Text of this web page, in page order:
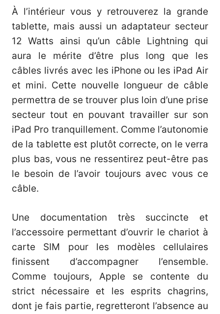
À l’intérieur vous y retrouverez la grande
tablette, mais aussi un adaptateur secteur
12 Watts ainsi qu’un câble Lightning qui
aura le mérite d’être plus long que les
câbles livrés avec les iPhone ou les iPad Air
et mini. Cette nouvelle longueur de câble
permettra de se trouver plus loin d’une prise
secteur tout en pouvant travailler sur son
iPad Pro tranquillement. Comme l’autonomie
de la tablette est plutôt correcte, on le verra
plus bas, vous ne ressentirez peut-être pas
le besoin de l’avoir toujours avec vous ce
câble.
Une documentation très succincte et
l’accessoire permettant d’ouvrir le chariot à
carte SIM pour les modèles cellulaires
finissent d’accompagner l’ensemble.
Comme toujours, Apple se contente du
strict nécessaire et les esprits chagrins,
dont je fais partie, regretteront l’absence au